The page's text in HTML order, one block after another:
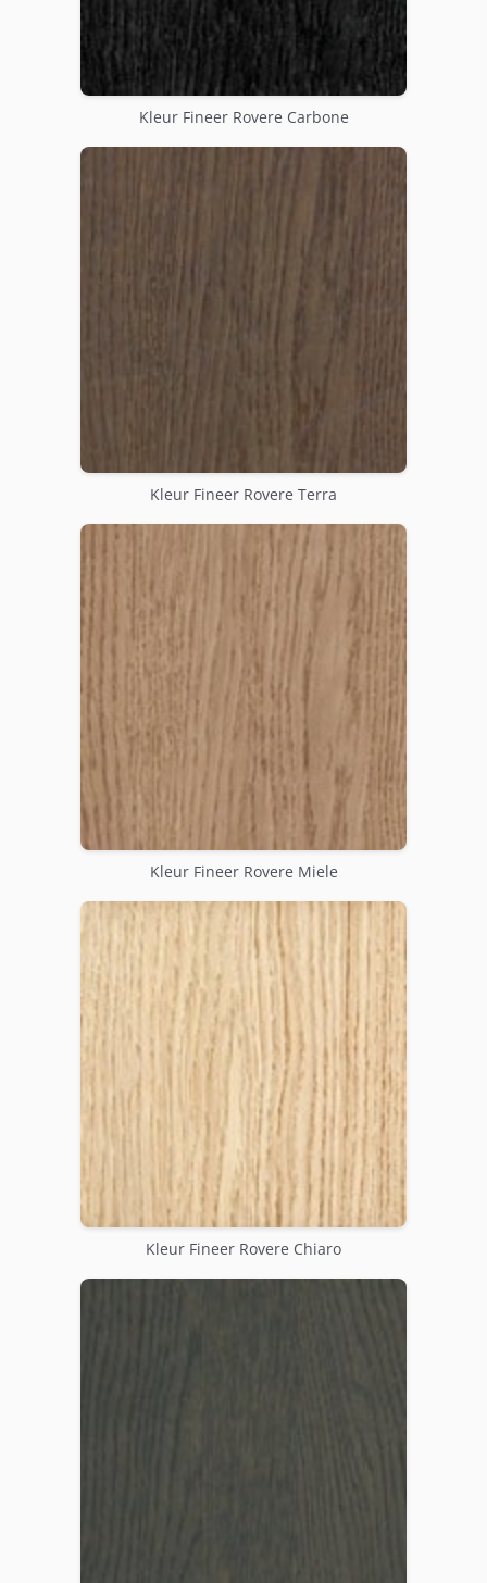
Kleur Fineer Rovere Carbone
Kleur Fineer Rovere Terra
Kleur Fineer Rovere Miele
Kleur Fineer Rovere Chiaro